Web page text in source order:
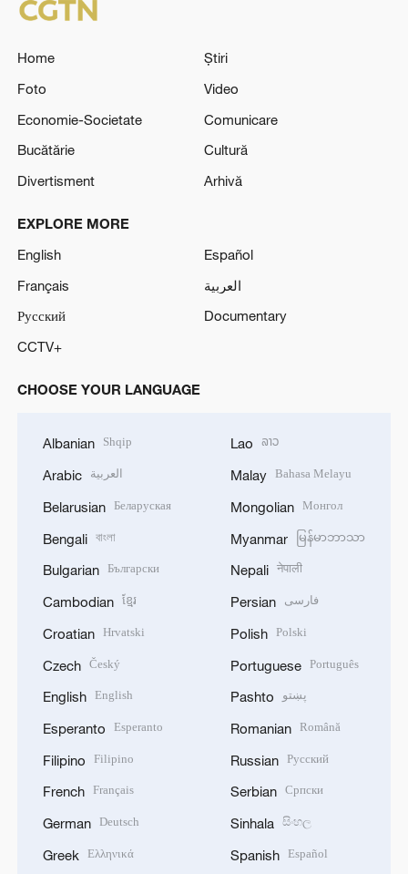
Home
Știri
Foto
Video
Economie-Societate
Comunicare
Bucătărie
Cultură
Divertisment
Arhivă
EXPLORE MORE
English
Español
Français
العربية
Русский
Documentary
CCTV+
CHOOSE YOUR LANGUAGE
Albanian Shqip
Arabic العربية
Belarusian Беларуская
Bengali বাংলা
Bulgarian Български
Cambodian ខ្មែរ
Croatian Hrvatski
Czech Český
English English
Esperanto Esperanto
Filipino Filipino
French Français
German Deutsch
Greek Ελληνικά
Lao ລາວ
Malay Bahasa Melayu
Mongolian Монгол
Myanmar မြန်မာဘာသာ
Nepali नेपाली
Persian فارسی
Polish Polski
Portuguese Português
Pashto پښتو
Romanian Română
Russian Русский
Serbian Српски
Sinhala සිංහල
Spanish Español